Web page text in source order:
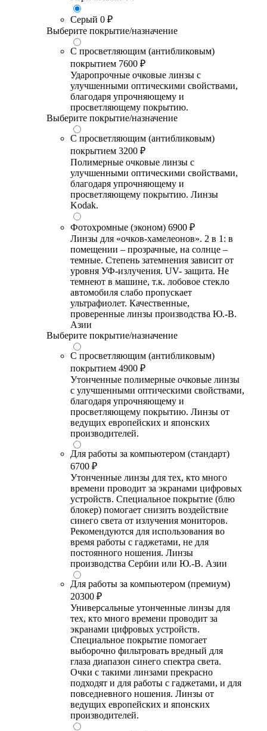
Серый 0 ₽
Выберите покрытие/назначение
С просветляющим (антибликовым)
покрытием 7600 ₽
Ударопрочные очковые линзы с
улучшенными оптическими свойствами,
благодаря упрочняющему и
просветляющему покрытию.
Выберите покрытие/назначение
С просветляющим (антибликовым)
покрытием 3200 ₽
Полимерные очковые линзы с
улучшенными оптическими свойствами,
благодаря упрочняющему и
просветляющему покрытию. Линзы
Kodak.
Фотохромные (эконом) 6900 ₽
Линзы для «очков-хамелеонов». 2 в 1: в
помещении – прозрачные, на солнце –
темные. Степень затемнения зависит от
уровня УФ-излучения. UV- защита. Не
темнеют в машине, т.к. лобовое стекло
автомобиля слабо пропускает
ультрафиолет. Качественные,
проверенные линзы производства Ю.-В.
Азии
Выберите покрытие/назначение
С просветляющим (антибликовым)
покрытием 4900 ₽
Утонченные полимерные очковые линзы
с улучшенными оптическими свойствами,
благодаря упрочняющему и
просветляющему покрытию. Линзы от
ведущих европейских и японских
производителей.
Для работы за компьютером (стандарт)
6700 ₽
Утонченные линзы для тех, кто много
времени проводит за экранами цифровых
устройств. Специальное покрытие (блю
блокер) помогает снизить воздействие
синего света от излучения мониторов.
Рекомендуются для использования во
время работы с гаджетами, не для
постоянного ношения. Линзы
производства Сербии или Ю.-В. Азии
Для работы за компьютером (премиум)
20300 ₽
Универсальные утонченные линзы для
тех, кто много времени проводит за
экранами цифровых устройств.
Специальное покрытие помогает
выборочно фильтровать вредный для
глаза диапазон синего спектра света.
Очки с такими линзами прекрасно
подходят и для работы с гаджетами, и для
повседневного ношения. Линзы от
ведущих европейских и японских
производителей.